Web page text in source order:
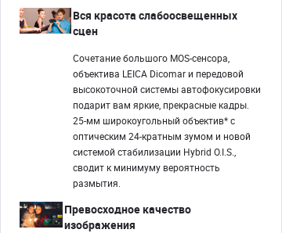
Вся красота слабоосвещенных
сцен
Сочетание большого MOS-сенсора,
объектива LEICA Dicomar и передовой
высокоточной системы автофокусировки
подарит вам яркие, прекрасные кадры.
25-мм широкоугольный объектив* с
оптическим 24-кратным зумом и новой
системой стабилизации Hybrid O.I.S.,
сводит к минимуму вероятность
размытия.
Превосходное качество
изображения